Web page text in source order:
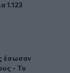
1.123
- Το
έσωσαν δεκάδες
έσωσαν
- Το